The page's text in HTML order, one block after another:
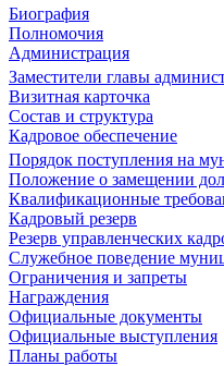
Биография
Полномочия
Администрация
Заместители главы
Визитная карточка
Состав и структура
Кадровое обеспечение
Порядок поступления на
Положение о замещении
Квалификационные
Кадровый резерв
Резерв управленческих
Служебное поведение
Ограничения и запреты
Награждения
Официальные документы
Официальные выступления
Планы работы